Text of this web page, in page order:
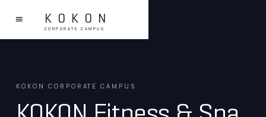
KOKON
CORPORATE CAMPUS
KOKON CORPORATE CAMPUS